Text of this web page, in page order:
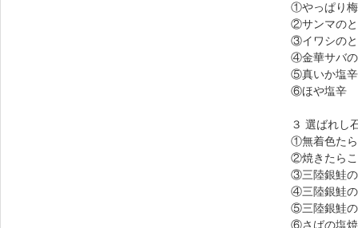
①やっぱり
②サンマの
③イワシの
④金華サバ
⑤真いか塩辛
⑥ほや塩辛
３ 選ばれし
①無着色た
②焼きたらこ
③三陸銀鮭
④三陸銀鮭
⑤三陸銀鮭
⑥さばの塩